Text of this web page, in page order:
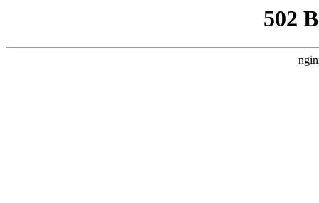
502